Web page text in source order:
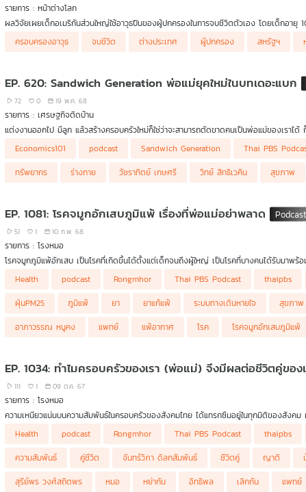
รายการ : หน้าต่างโลก
ผลวิจัยเผยเด็กอเมริกันส่วนใหญ่ใช้อาวุธปืนของผู้ปกครองในการจบชีวิตตัวเอง โดยเด็กอา
ครอบครองอาวุธ
จบชีวิต ต่างประเทศ ผู้ปกครอง สหรัฐฯ
EP. 620: Sandwich Generation พ่อแม่ยุคใหม่ในบทเดอะแบก
72 0 19 พ.ค. 68
รายการ : เศรษฐกิจติดบ้าน
แต่งงานออกไป มีลูก แล้วสร้างครอบครัวใหม่ก็ใช่ว่าจะสามารถตัดขาดคนเป็นพ่อแม่ของเรา
การแบกรับภาระของคนที่เป็นพ่อแม่ยุคปัจจุบันกลายเป็นเรื่องที่ค่อนข้างจะหนักหนาเอาการก
Generation)” ซึ่งเป็นคำที่มักใช้เรียกคนที่อยู่ตรงกลางที่ต้องรับผิดชอบดูแลทั้งพ่อแม่สูงอา
ประชากรสูงวัยทั่วโลกเพิ่มขึ้น ขณะที่วัยแรงงานมีจำนวนลดลงหรือเท่าเดิม คนกลุ่มนี้ต้องรับ
เกษศรี เล่าให้ฟังในรายการ เศรษฐกิจติดบ้าน ค่ะ
Economics101 podcast Sandwich Generation Thai PBS
ทรัพยากร
ร่างกาย วัชราทิตย์ เกษศรี วิทย์ สิทธิเวคิน สุขภาพ
EP. 1081: โรคจมูกอักเสบภูมิแพ้ เรื่องที่พ่อแม่อย่าพลาด
51 1 10 ก.พ. 68
รายการ : โรงหมอ
โรคจมูกภูมิแพ้อักเสบ เป็นโรคที่เกิดขึ้นได้ตั้งแต่เด็กจนถึงผู้ใหญ่ เป็นโรคที่บางคนได้รับมาพ
ทางเดินหายใจ ซึ่งมีปัจจัยมาเป็นส่วนเสริมก่อโรคทั้งที่เกิดจากตัวของผู้ป่วยเอง หรือเกิดจา
รบกวนการใช้ชีวิตของเด็กไปเลยก็ได้ ต้นเหตุเกิดจากอะไร ลักษณะอาการเป็นอย่างไร ทำไม
หมอ เล่าให้ฟังค่ะ
Health podcast Rongmhor Thai PBS Podcast thaipbs
ฝุ่นPM25
ภูมิแพ้ ยา ยาแก้แพ้ ระบบทางเดินหายใจ สุขภาพ
อาภาวรรณ หนูคง
แพทย์ แพ้อากาศ โรค โรคจมูกอักเสบภูมิแพ้
EP. 1034: ทำไมครอบครัวของเรา (พ่อแม่) จึงมีผลต่อชีวิตคู่ของ
111 1 09 ต.ค. 67
รายการ : โรงหมอ
ความเหนียวแน่นบนความสัมพันธ์ในครอบครัวของสังคมไทย ได้แทรกซึมอยู่ในทุกมิติของสั
แต่งงาน แม้จะบอกว่า ชีวิตคู่เป็นเรื่องของคนสองคน แต่สุดท้ายคำว่า "ครอบครัว" หรือ "พ่อ
(พ่อแม่) จึงมีผลต่อชีวิตคู่ของเรา" รายการ โรงหมอ
Health podcast Rongmhor Thai PBS Podcast thaipbs
ความสัมพันธ์
คู่ชีวิต จันทร์วิภา ดิลกสัมพันธ์ ชีวิตคู่ ญาติ
สุรีย์พร วงศ์สถิตพร
หมอ หย่ากัน อิทธิพล เลิกกัน แพทย์